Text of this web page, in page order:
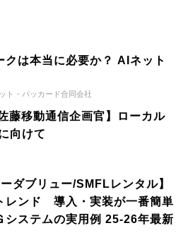
クは本当に必要か？ AIネット
ト・パッカード合同会社
藤移動通信企画官】ローカル
向けて
ダブリュー/SMFLレンタル】
レンド 導入・実装が一番簡単
システムの実用例 25-26年最新